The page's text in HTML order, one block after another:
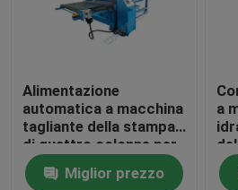
Alimentazione
automatica a macchina
tagliante della stampa
di quattro colonne per
la fabbricazione della
scarpa di sport
Miglior prezzo
a